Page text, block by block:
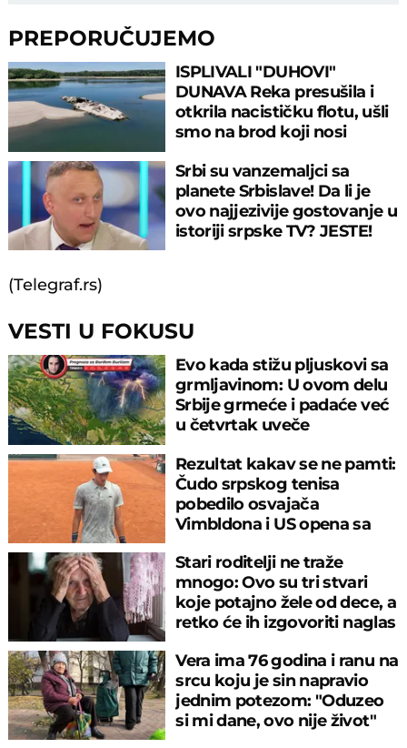
PREPORUČUJEMO
ISPLIVALI "DUHOVI"
DUNAVA Reka presušila i
otkrila nacističku flotu, ušli
smo na brod koji nosi
Srbi su vanzemaljci sa
planete Srbislave! Da li je
ovo najjezivije gostovanje u
istoriji srpske TV? JESTE!
(Telegraf.rs)
VESTI U FOKUSU
Evo kada stižu pljuskovi sa
grmljavinom: U ovom delu
Srbije grmeće i padaće već
u četvrtak uveče
Rezultat kakav se ne pamti:
Čudo srpskog tenisa
pobedilo osvajača
Vimbldona i US opena sa
Stari roditelji ne traže
mnogo: Ovo su tri stvari
koje potajno žele od dece, a
retko će ih izgovoriti naglas
Vera ima 76 godina i ranu na
srcu koju je sin napravio
jednim potezom: "Oduzeo
si mi dane, ovo nije život"